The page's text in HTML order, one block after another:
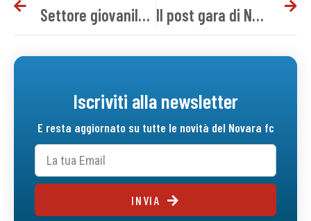
Settore giovanile, il programma del weekend Il post gara di Novara-Trento
Iscriviti alla newsletter
E resta aggiornato su tutte le novità del Novara fc
INVIA